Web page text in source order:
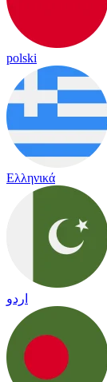
polski
Ελληνικά
اردو